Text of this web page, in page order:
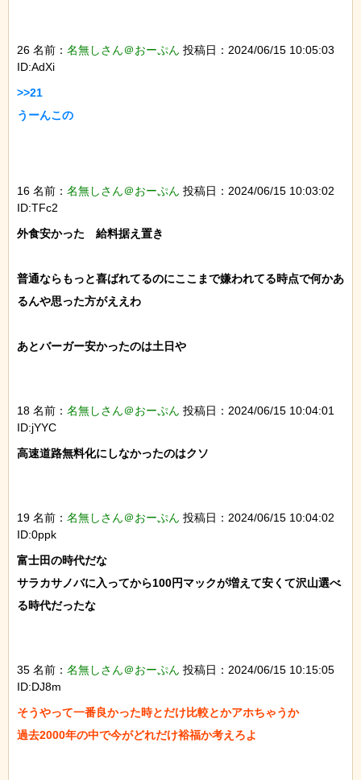
26 名前： 名無しさん＠おーぷん 投稿日：2024/06/15 10:05:03
ID:AdXi
>>21
うーんこの
16 名前： 名無しさん＠おーぷん 投稿日：2024/06/15 10:03:02
ID:TFc2
外食安かった　給料据え置き
普通ならもっと喜ばれてるのにここまで嫌われてる時点で何かあ
るんや思った方がええわ
あとバーガー安かったのは土日や
18 名前： 名無しさん＠おーぷん 投稿日：2024/06/15 10:04:01
ID:jYYC
高速道路無料化にしなかったのはクソ
19 名前： 名無しさん＠おーぷん 投稿日：2024/06/15 10:04:02
ID:0ppk
富士田の時代だな
サラカサノバに入ってから100円マックが増えて安くて沢山選べ
る時代だったな
35 名前： 名無しさん＠おーぷん 投稿日：2024/06/15 10:15:05
ID:DJ8m
そうやって一番良かった時とだけ比較とかアホちゃうか
過去2000年の中で今がどれだけ裕福か考えろよ